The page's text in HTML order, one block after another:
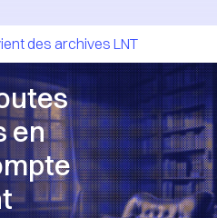
des archives LNT
en